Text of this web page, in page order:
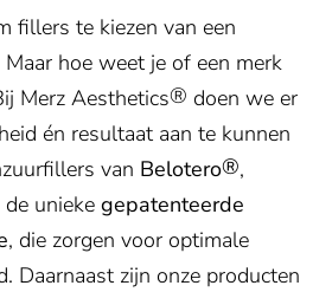
fillers te kiezen van een
hoe weet je of een merk
Merz Aesthetics® doen we er
én resultaat aan te kunnen
van Belotero®,
unieke gepatenteerde
, die zorgen voor optimale
Daarnaast zijn onze producten